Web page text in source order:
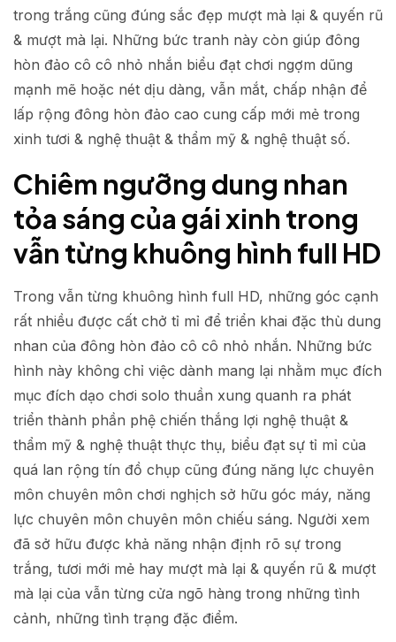
trong trắng cũng đúng sắc đẹp mượt mà lại & quyến rũ
& mượt mà lại. Những bức tranh này còn giúp đông
hòn đảo cô cô nhỏ nhắn biểu đạt chơi ngợm dũng
mạnh mẽ hoặc nét dịu dàng, vẫn mắt, chấp nhận để
lấp rộng đông hòn đảo cao cung cấp mới mẻ trong
xinh tươi & nghệ thuật & thẩm mỹ & nghệ thuật số.
Chiêm ngưỡng dung nhan
tỏa sáng của gái xinh trong
vẫn từng khuông hình full HD
Trong vẫn từng khuông hình full HD, những góc cạnh
rất nhiều được cất chở tỉ mỉ để triển khai đặc thù dung
nhan của đông hòn đảo cô cô nhỏ nhắn. Những bức
hình này không chỉ việc dành mang lại nhằm mục đích
mục đích dạo chơi solo thuần xung quanh ra phát
triển thành phần phệ chiến thắng lợi nghệ thuật &
thẩm mỹ & nghệ thuật thực thụ, biểu đạt sự tỉ mỉ của
quá lan rộng tín đồ chụp cũng đúng năng lực chuyên
môn chuyên môn chơi nghịch sở hữu góc máy, năng
lực chuyên môn chuyên môn chiếu sáng. Người xem
đã sở hữu được khả năng nhận định rõ sự trong
trắng, tươi mới mẻ hay mượt mà lại & quyến rũ & mượt
mà lại của vẫn từng cửa ngõ hàng trong những tình
cảnh, những tình trạng đặc điểm.